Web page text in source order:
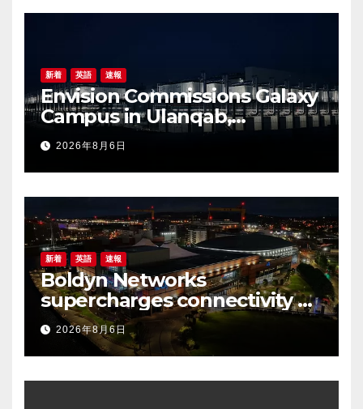
新着 英語 速報
Envision Commissions Galaxy
Campus in Ulanqab,
Establishing a New Model for
Gigawatt-Scale AI
Infrastructure
2026年8月6日
新着 英語 速報
Boldyn Networks
supercharges connectivity at
The O2 Belfast with O2
customers to experience it
first
2026年8月6日